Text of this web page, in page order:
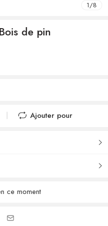
1/8
de pin
Ajouter pour
ce moment